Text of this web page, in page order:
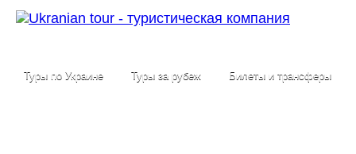
Туры по Украине Туры за рубеж Билеты и трансферы